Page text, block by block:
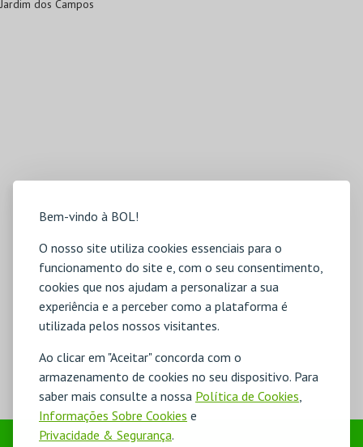
Bem-vindo à BOL!
O nosso site utiliza cookies essenciais para o
funcionamento do site e, com o seu consentimento,
cookies que nos ajudam a personalizar a sua
experiência e a perceber como a plataforma é
utilizada pelos nossos visitantes.
Ao clicar em "Aceitar" concorda com o
armazenamento de cookies no seu dispositivo. Para
saber mais consulte a nossa Política de Cookies
Informações Sobre Cookies e
Privacidade & Segurança.
Jardim dos Campos
PRODUTOS